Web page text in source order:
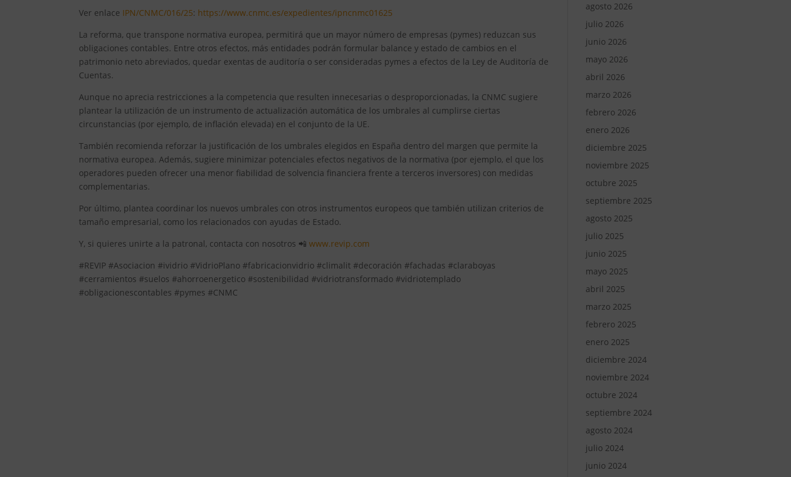
Ver enlace IPN/CNMC/016/25: https://www.cnmc.es/expedientes/ipncnmc01625
La reforma, que transpone normativa europea, permitirá que un mayor número de empresas (pymes) reduzcan sus
obligaciones contables. Entre otros efectos, más entidades podrán formular balance y estado de cambios en el
patrimonio neto abreviados, quedar exentas de auditoría o ser consideradas pymes a efectos de la Ley de Auditoría de
Cuentas.
Aunque no aprecia restricciones a la competencia que resulten innecesarias o desproporcionadas, la CNMC sugiere
plantear la utilización de un instrumento de actualización automática de los umbrales al cumplirse ciertas
circunstancias (por ejemplo, de inflación elevada) en el conjunto de la UE.
También recomienda reforzar la justificación de los umbrales elegidos en España dentro del margen que permite la
normativa europea. Además, sugiere minimizar potenciales efectos negativos de la normativa (por ejemplo, el que los
operadores pueden ofrecer una menor fiabilidad de solvencia financiera frente a terceros inversores) con medidas
complementarias.
Por último, plantea coordinar los nuevos umbrales con otros instrumentos europeos que también utilizan criterios de
tamaño empresarial, como los relacionados con ayudas de Estado.
Y, si quieres unirte a la patronal, contacta con nosotros 📲www.revip.com
#REVIP #Asociacion #ividrio #VidrioPlano #fabricacionvidrio #climalit #decoración #fachadas #claraboyas
#cerramientos #suelos #ahorroenergetico #sostenibilidad #vidriotransformado #vidriotemplado
#obligacionescontables #pymes #CNMC
agosto 2026
julio 2026
junio 2026
mayo 2026
abril 2026
marzo 2026
febrero 2026
enero 2026
diciembre 2025
noviembre 2025
octubre 2025
septiembre 2025
agosto 2025
julio 2025
junio 2025
mayo 2025
abril 2025
marzo 2025
febrero 2025
enero 2025
diciembre 2024
noviembre 2024
octubre 2024
septiembre 2024
agosto 2024
julio 2024
junio 2024